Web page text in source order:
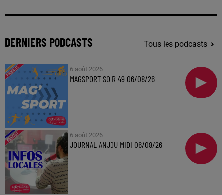
DERNIERS PODCASTS Tous les podcasts
6 août 2026
MAGSPORT SOIR 49 06/08/26
6 août 2026
JOURNAL ANJOU MIDI 06/08/26